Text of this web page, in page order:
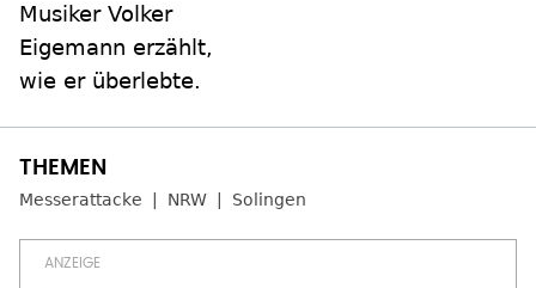
Musiker Volker
Eigemann erzählt,
wie er überlebte.
Messerattacke NRW Solingen